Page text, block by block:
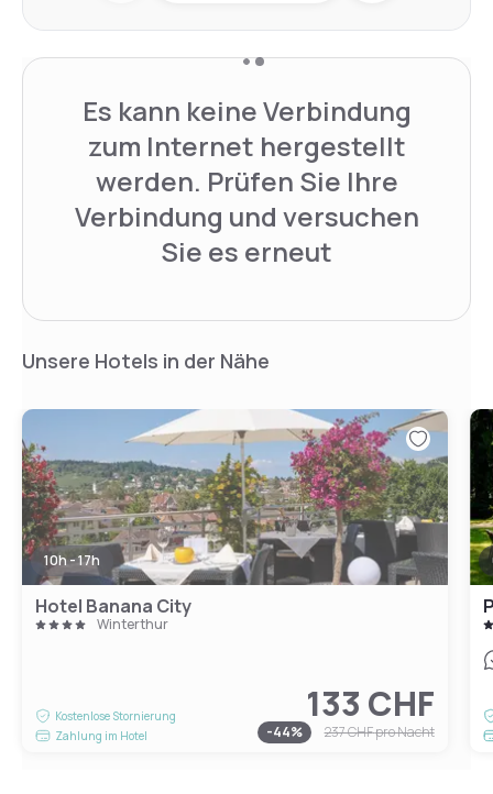
Es kann keine Verbindung
zum Internet hergestellt
werden. Prüfen Sie Ihre
Verbindung und versuchen
Sie es erneut
Unsere Hotels in der Nähe
10h - 17h
Hotel Banana City
Winterthur
Kostenlose Stornierung
Zahlung im Hotel
133 CHF
-44% 237 CHFpro Nacht